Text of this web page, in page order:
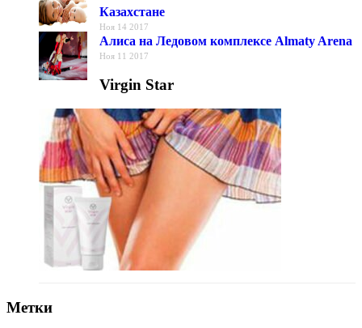
Казахстане
Ноя 14 2017
Алиса на Ледовом комплексе Almaty Arena
Ноя 11 2017
Virgin Star
Метки